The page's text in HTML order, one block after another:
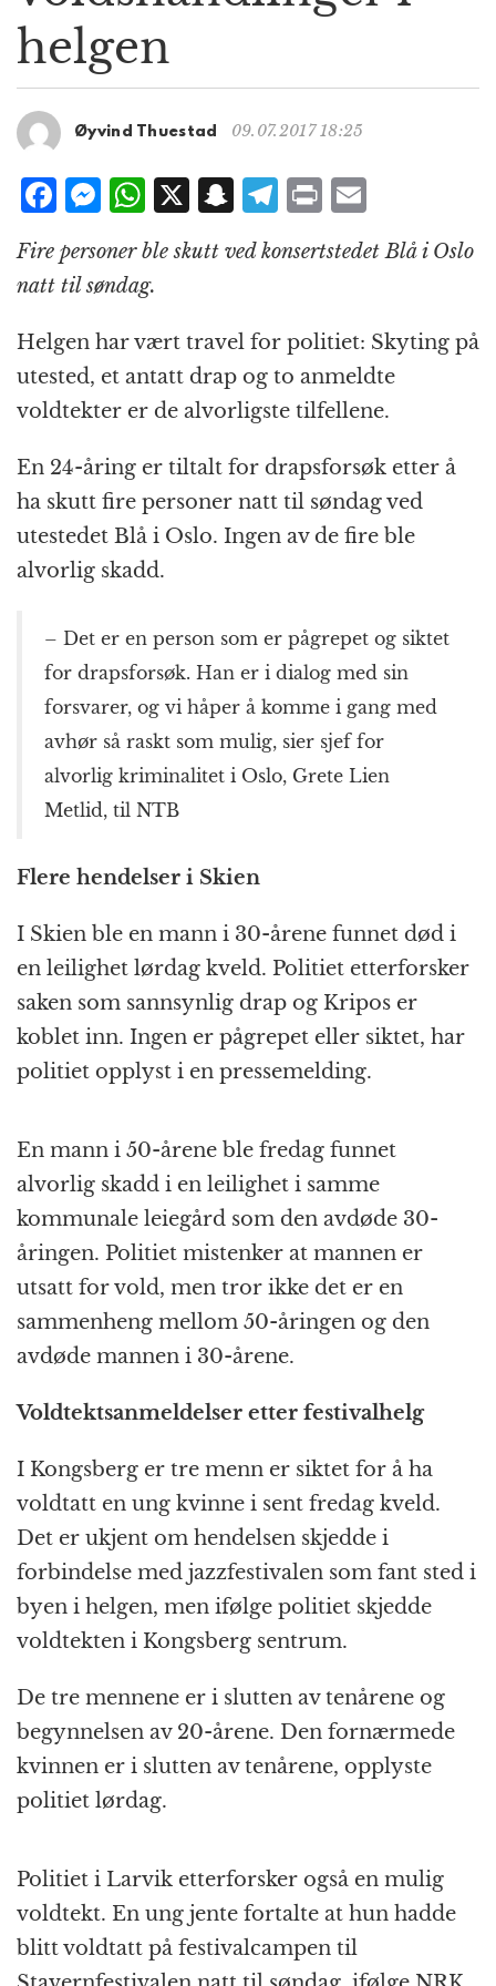
i
n
helgen
Øyvind Thuestad 09.07.2017 18:25
F
c
e
b
o
o
M
ss
e
n
g
e
W
h
at
s
A
p
p
X S
n
a
c
h
at
T
e
r
a
m
P
n
m
ai
Fire personer ble skutt ved konsertstedet Blå i Oslo
natt til søndag.
Helgen har vært travel for politiet: Skyting på
utested, et antatt drap og to anmeldte
voldtekter er de alvorligste tilfellene.
En 24-åring er tiltalt for drapsforsøk etter å
ha skutt fire personer natt til søndag ved
utestedet Blå i Oslo. Ingen av de fire ble
alvorlig skadd.
– Det er en person som er pågrepet og siktet
for drapsforsøk. Han er i dialog med sin
forsvarer, og vi håper å komme i gang med
avhør så raskt som mulig, sier sjef for
alvorlig kriminalitet i Oslo, Grete Lien
Metlid, til NTB
Flere hendelser i Skien
I Skien ble en mann i 30-årene funnet død i
en leilighet lørdag kveld. Politiet etterforsker
saken som sannsynlig drap og Kripos er
koblet inn. Ingen er pågrepet eller siktet, har
politiet opplyst i en pressemelding.
En mann i 50-årene ble fredag funnet
alvorlig skadd i en leilighet i samme
kommunale leiegård som den avdøde 30-
åringen. Politiet mistenker at mannen er
utsatt for vold, men tror ikke det er en
sammenheng mellom 50-åringen og den
avdøde mannen i 30-årene.
Voldtektsanmeldelser etter festivalhelg
I Kongsberg er tre menn er siktet for å ha
voldtatt en ung kvinne i sent fredag kveld.
Det er ukjent om hendelsen skjedde i
forbindelse med jazzfestivalen som fant sted i
byen i helgen, men ifølge politiet skjedde
voldtekten i Kongsberg sentrum.
De tre mennene er i slutten av tenårene og
begynnelsen av 20-årene. Den fornærmede
kvinnen er i slutten av tenårene, opplyste
politiet lørdag.
Politiet i Larvik etterforsker også en mulig
voldtekt. En ung jente fortalte at hun hadde
blitt voldtatt på festivalcampen til